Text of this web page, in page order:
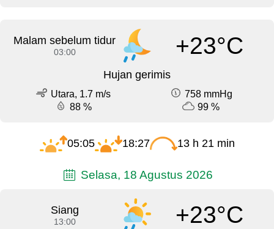
Malam sebelum tidur
03:00 +23°C
Hujan gerimis
Utara, 1.7 m/s
758 mmHg
88 %
99 %
05:05 18:27 13 h 21 min
Selasa, 18 Agustus 2026
Siang
13:00 +23°C